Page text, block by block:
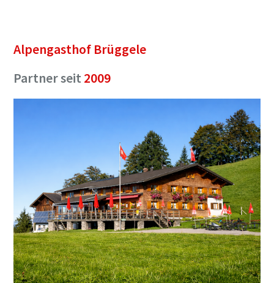
Alpengasthof Brüggele
Partner seit2009